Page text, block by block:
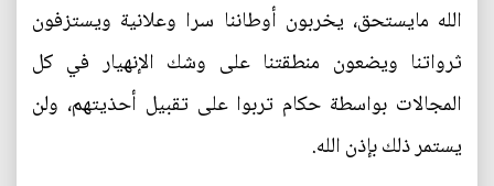
الله مايستحق، يخربون أوطاننا سرا وعلانية ويستزفون
ثرواتنا ويضعون منطقتنا على وشك الإنهيار في كل
المجالات بواسطة حكام تربوا على تقبيل أحذيتهم، ولن
يستمر ذلك بإذن الله.